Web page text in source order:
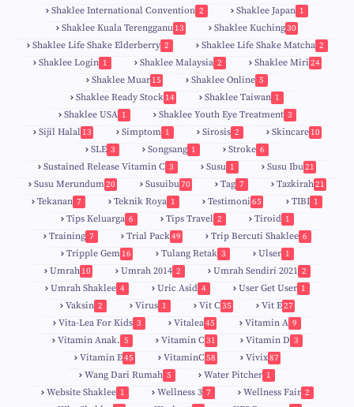
Shaklee International Convention 2 Shaklee Japan 1
Shaklee Kuala Terengganu 13
Shaklee Kuching30
Shaklee Life Shake Elderberry 2 Shaklee Life Shake Matcha 2
Shaklee Login 1 Shaklee Malaysia 2 Shaklee Miri 24
Shaklee Muar 15
8
Shaklee Online 5
Shaklee Ready Stock 14 Shaklee Taiwan 1
Shaklee USA 1 Shaklee Youth Eye Treatment 3
Sijil Halal 13 Simptom 1 Sirosis 2 Skincare 10
SLE 3 Songsang 1 Stroke 6
Sustained Release Vitamin C 3 Susu 1 Susu Ibu21
0
Susu Merundum20
Susuibu70 Tag 7 Tazkirah21
7
Tekanan 7 Teknik Roya 1 Testimoni 65
5
TIBI 1
Tips Keluarga 6 Tips Travel 2 Tiroid 1
Training 7 Trial Pack49 Trip Bercuti Shaklee 6
Tripple Gem 16 Tulang Retak 3 Ulser 1
Umrah 10 Umrah 2014 2 Umrah Sendiri 2021 2
Umrah Shaklee 4 Uric Asid 4 User Get User 1
Vaksin 2 Virus 1 Vit C 35 Vit E27
Vita-Lea For Kids 3 Vitalea45 Vitamin A 9
Vitamin Anak. 5 Vitamin C 31 Vitamin D 3
Vitamin E45 VitaminC 58 Vivix87
Wang Dari Rumah 5 Water Pitcher 1
Website Shaklee 1 Wellness 3 7 Wellness Fair 2